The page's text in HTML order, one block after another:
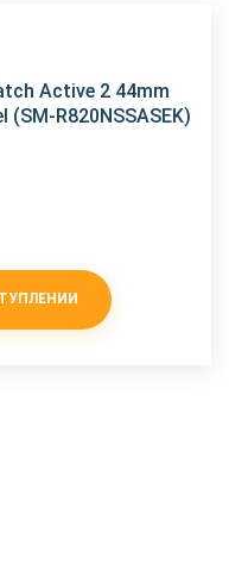
Active 2 44mm
(SM-R820NSSASEK)